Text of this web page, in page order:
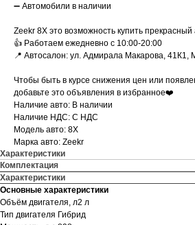
➖ Автомобили в наличии
Zeekr 8X это возможность купить
👍 Работаем ежедневно с 10:00-20:00
📍 Автосалон: ул. Адмирала Макарова, 41К1,
Чтобы быть в курсе снижения цен или
добавьте это объявления в избранное❤️
Наличие авто: В наличии
Наличие НДС: С НДС
Модель авто: 8X
Марка авто: Zeekr
Характеристики
Комплектация
Характеристики
Основные характеристики
Объём двигателя, л2 л
Тип двигателя Гибрид